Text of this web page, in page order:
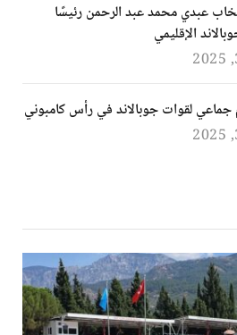
عبدي محمد عبد الرحمن رئيسًا
الإقليمي
لقوات جوبالاند في رأس كامبوني